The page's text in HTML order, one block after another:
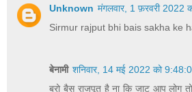
Unknown मंगलवार, 1 फ़रवरी
Sirmur rajput bhi bais sakha ke
बेनामी शनिवार, 14 मई 2022 को
ब्रो बैस राजपूत है ना कि जाट आप लोग